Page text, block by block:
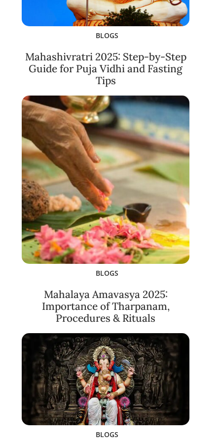
BLOGS
Mahashivratri 2025: Step-by-Step
Guide for Puja Vidhi and Fasting
Tips
BLOGS
Mahalaya Amavasya 2025:
Importance of Tharpanam,
Procedures & Rituals
BLOGS